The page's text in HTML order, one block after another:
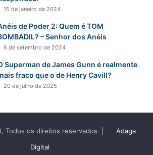
15 de janeiro de 2024
de Poder 2: Quem é TOM
– Senhor dos Anéis
6 de setembro de 2024
Superman de James Gunn é realmente
fraco que o de Henry Cavill?
20 de julho de 2025
Todos os direitos reservados |
Adaga
Digital